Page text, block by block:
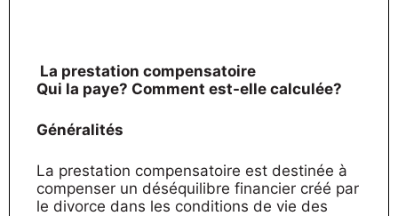
La prestation compensatoire
Qui la paye? Comment est-elle calculée?
Généralités
La prestation compensatoire est destinée à
compenser un déséquilibre financier créé par
le divorce dans les conditions de vie des